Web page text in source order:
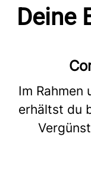
Deine
Im Rahmen
erhältst du